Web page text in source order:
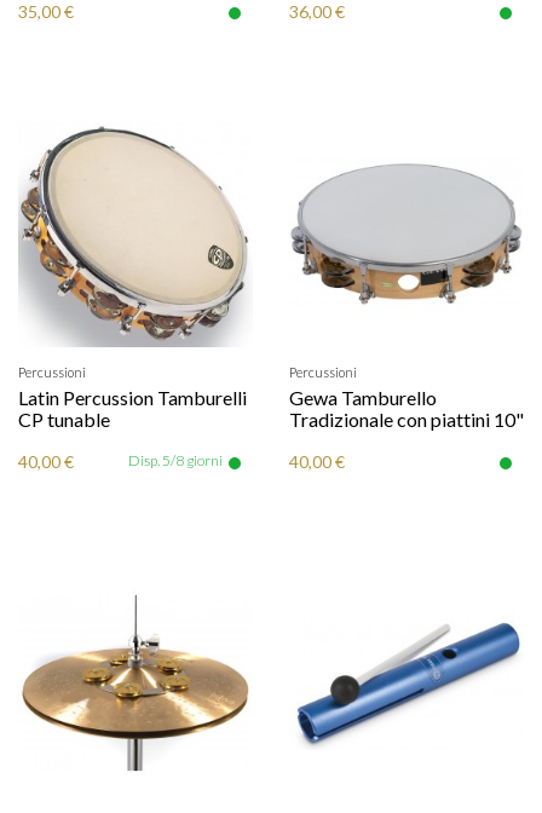
35,00 € 36,00 €
Percussioni
Latin Percussion Tamburelli
CP tunable
40,00 € Disp. 5/8 giorni
Percussioni
Gewa Tamburello
Tradizionale con piattini 10"
40,00 €